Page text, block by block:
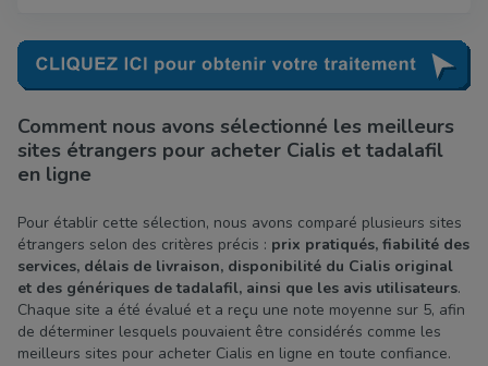
Comment nous avons sélectionné les meilleurs
sites étrangers pour acheter Cialis et tadalafil
en ligne
Pour établir cette sélection, nous avons comparé plusieurs sites
étrangers selon des critères précis : prix pratiqués, fiabilité des
services, délais de livraison, disponibilité du Cialis original
et des génériques de tadalafil, ainsi que les avis utilisateurs.
Chaque site a été évalué et a reçu une note moyenne sur 5, afin
de déterminer lesquels pouvaient être considérés comme les
meilleurs sites pour acheter Cialis en ligne en toute confiance.